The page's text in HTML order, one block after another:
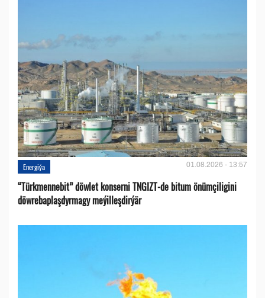
Energiýa 01.08.2026 - 13:57
“Türkmennebit” döwlet konserni TNGIZT-de bitum önümçiligini
döwrebaplaşdyrmagy meýilleşdirýär